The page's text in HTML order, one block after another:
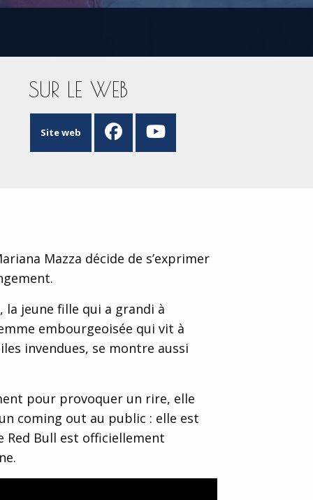
SUR LE WEB
Site web
Mazza décide de s’exprimer
la jeune fille qui a grandi à
embourgeoisée qui vit à
invendues, se montre aussi
pour provoquer un rire, elle
coming out au public : elle est
Red Bull est officiellement